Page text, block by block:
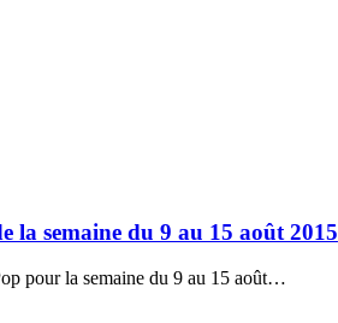
la semaine du 9 au 15 août 2015
pour la semaine du 9 au 15 août…